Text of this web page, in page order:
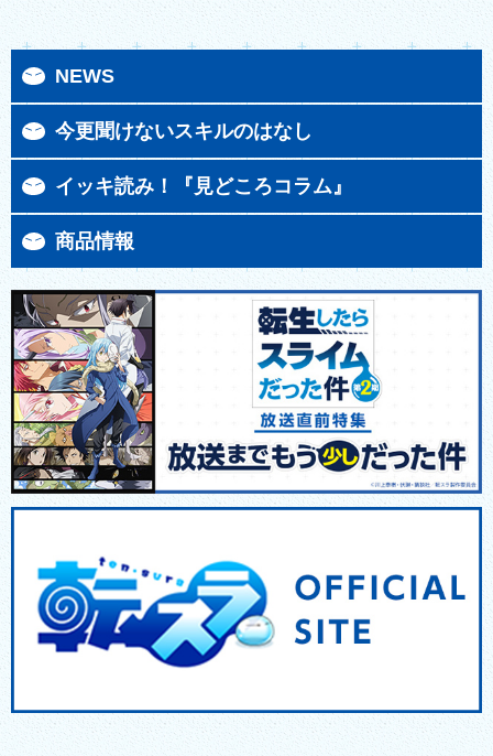
NEWS
今更聞けないスキルのはなし
イッキ読み！『見どころコラム』
商品情報